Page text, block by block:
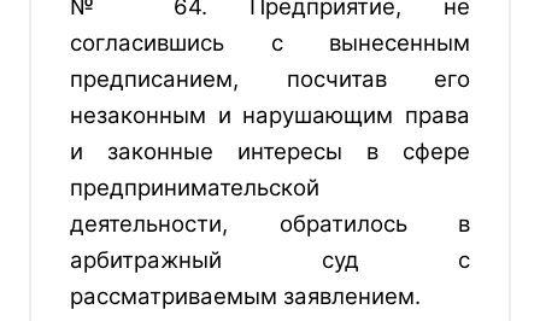
№ 64. Предприятие, не
согласившись с вынесенным
предписанием, посчитав его
незаконным и нарушающим права
и законные интересы в сфере
предпринимательской
деятельности, обратилось в
арбитражный суд с
рассматриваемым заявлением.